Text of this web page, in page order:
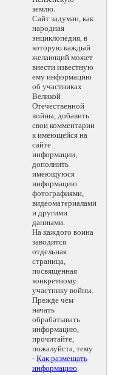
землю.
Сайт задуман, как
народная
энциклопедия, в
которую каждый
желающий может
внести известную
ему информацию
об участниках
Великой
Отечественной
войны, добавить
свои комментарии
к имеющейся на
сайте
информации,
дополнить
имеющуюся
информацию
фотографиями,
видеоматериалами
и другими
данными.
На каждого воина
заводится
отдельная
страница,
посвященная
конкретному
участнику войны.
Прежде чем
начать
обрабатывать
информацию,
прочитайте,
пожалуйста, тему
- Как размещать
информацию.